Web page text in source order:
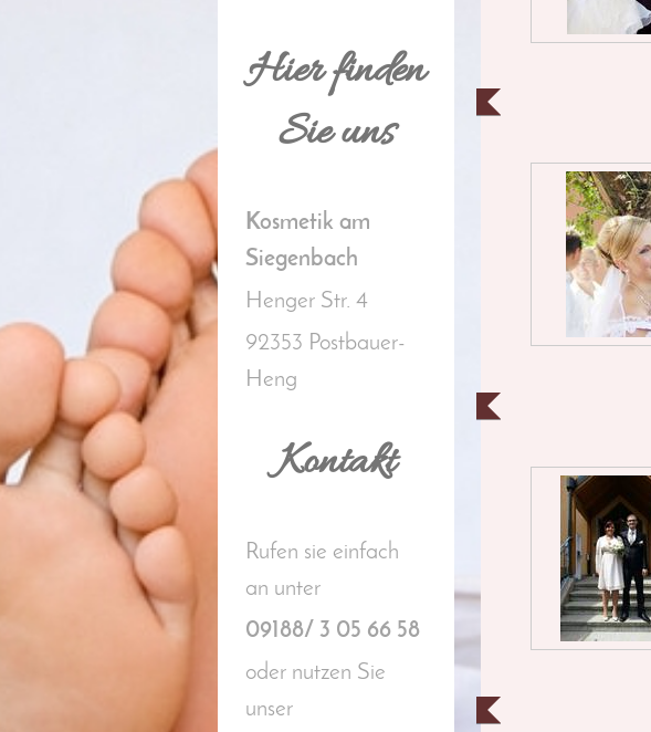
Hier finden
Sie uns
Kosmetik am
Siegenbach
Henger Str. 4
92353 Postbauer-
Heng
Kontakt
Rufen sie einfach
an unter
09188/ 3 05 66 58
oder nutzen Sie
unser